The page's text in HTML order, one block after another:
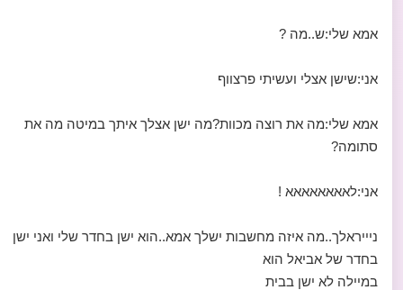
אמא שלי:ש..מה ?
אני:שישן אצלי ועשיתי פרצווף
אמא שלי:מה את רוצה מכוות?מה ישן אצלך איתך במיטה מה את
סתומה?
אני:לאאאאאאאא !
ניייראלך..מה איזה מחשבות ישלך אמא..הוא ישן בחדר שלי ואני ישן
בחדר של אביאל הוא
במיילה לא ישן בבית